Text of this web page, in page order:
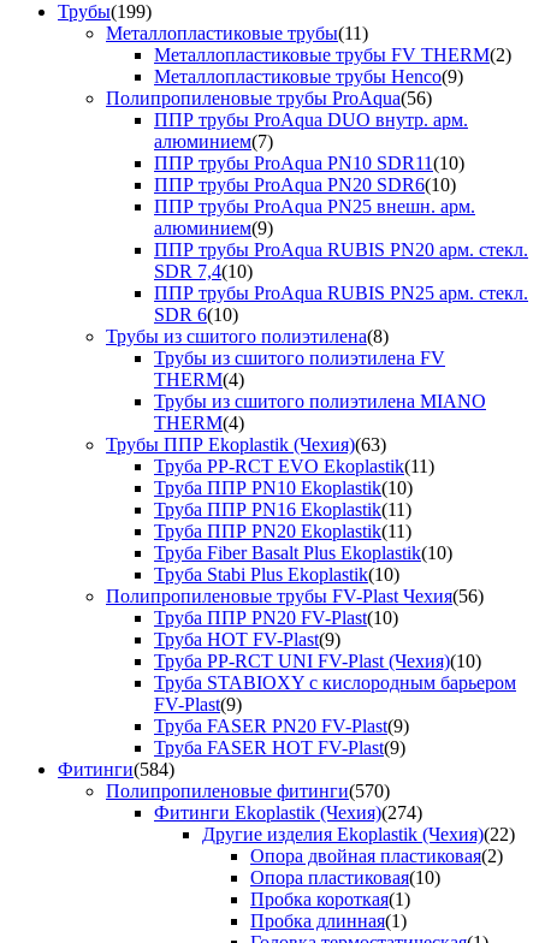
Трубы(199)
Металлопластиковые трубы(11)
Металлопластиковые трубы FV THERM(2)
Металлопластиковые трубы Henco(9)
Полипропиленовые трубы ProAqua(56)
ППР трубы ProAqua DUO внутр. арм.
алюминием(7)
ППР трубы ProAqua PN10 SDR11(10)
ППР трубы ProAqua PN20 SDR6(10)
ППР трубы ProAqua PN25 внешн. арм.
алюминием(9)
ППР трубы ProAqua RUBIS PN20 арм. стекл.
SDR 7,4(10)
ППР трубы ProAqua RUBIS PN25 арм. стекл.
SDR 6(10)
Трубы из сшитого полиэтилена(8)
Трубы из сшитого полиэтилена FV
THERM(4)
Трубы из сшитого полиэтилена MIANO
THERM(4)
Трубы ППР Ekoplastik (Чехия)(63)
Труба PP-RCT EVO Ekoplastik(11)
Труба ППР PN10 Ekoplastik(10)
Труба ППР PN16 Ekoplastik(11)
Труба ППР PN20 Ekoplastik(11)
Труба Fiber Basalt Plus Ekoplastik(10)
Труба Stabi Plus Ekoplastik(10)
Полипропиленовые трубы FV-Plast Чехия(56)
Труба ППР PN20 FV-Plast(10)
Труба HOT FV-Plast(9)
Труба PP-RCT UNI FV-Plast (Чехия)(10)
Труба STABIOXY с кислородным барьером
FV-Plast(9)
Труба FASER PN20 FV-Plast(9)
Труба FASER HOT FV-Plast(9)
Фитинги(584)
Полипропиленовые фитинги(570)
Фитинги Ekoplastik (Чехия)(274)
Другие изделия Ekoplastik (Чехия)(22)
Опора двойная пластиковая(2)
Опора пластиковая(10)
Пробка короткая(1)
Пробка длинная(1)